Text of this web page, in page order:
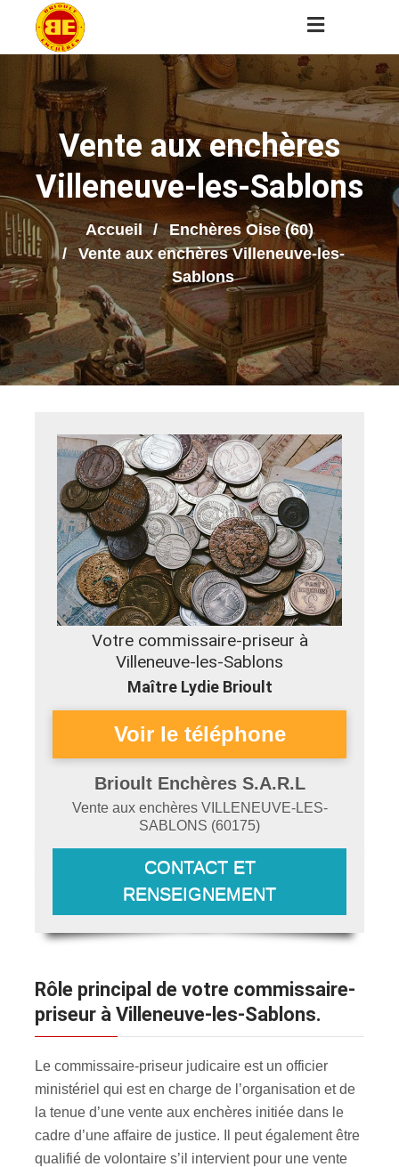
Vente aux enchères
Villeneuve-les-Sablons
Accueil
Enchères Oise (60)
Vente aux enchères Villeneuve-les-
Sablons
Votre commissaire-priseur à
Villeneuve-les-Sablons
Maître Lydie Brioult
Brioult Enchères S.A.R.L
Vente aux enchères VILLENEUVE-LES-
SABLONS (60175)
CONTACT ET
RENSEIGNEMENT
Rôle principal de votre commissaire-
priseur à Villeneuve-les-Sablons.
Le commissaire-priseur judicaire est un officier
ministériel qui est en charge de l’organisation et de
la tenue d’une vente aux enchères initiée dans le
cadre d’une affaire de justice. Il peut également être
qualifié de volontaire s’il intervient pour une vente